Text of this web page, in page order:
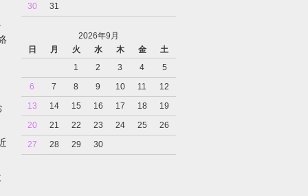
30
31
2026年9月
日
月 火 水 木 金
土
1
2 3 4
5
6
7 8 9 10 11
12
13
14 15 16 17 18
19
20
21 22 23 24 25
26
27
28 29 30